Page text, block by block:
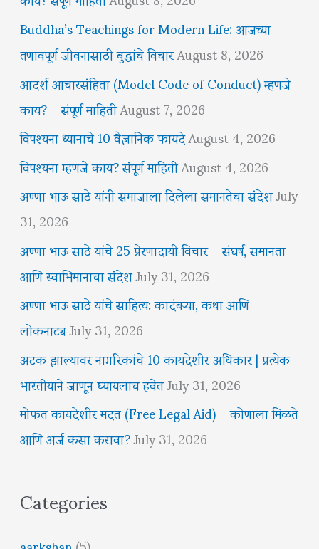
Buddha’s Teachings for Modern Life: आजच्या
तणावपूर्ण जीवनासाठी बुद्धांचे विचारAugust 8, 2026
आदर्श आचारसंहिता (Model Code of Conduct) म्हणजे
काय? – संपूर्ण माहितीAugust 7, 2026
विपश्यना ध्यानाचे 10 वैज्ञानिक फायदेAugust 4, 2026
विपश्यना म्हणजे काय? संपूर्ण माहितीAugust 4, 2026
अण्णा भाऊ साठे यांनी समाजाला दिलेला समानतेचा संदेशJuly
31, 2026
अण्णा भाऊ साठे यांचे 25 प्रेरणादायी विचार – संघर्ष, समानता
आणि स्वाभिमानाचा संदेशJuly 31, 2026
अण्णा भाऊ साठे यांचे साहित्य: कादंबऱ्या, कथा आणि
लोकनाट्यJuly 31, 2026
अटक झाल्यावर नागरिकांचे 10 कायदेशीर अधिकार | प्रत्येक
भारतीयाने जाणून घ्यायलाच हवेतJuly 31, 2026
मोफत कायदेशीर मदत (Free Legal Aid) – कोणाला मिळते
आणि अर्ज कसा करावा?July 31, 2026
Categories